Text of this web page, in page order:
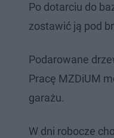
Po dotarciu do
zostawić ją pod
Podarowane
Pracę MZDiUM
garażu.
W dni robocze